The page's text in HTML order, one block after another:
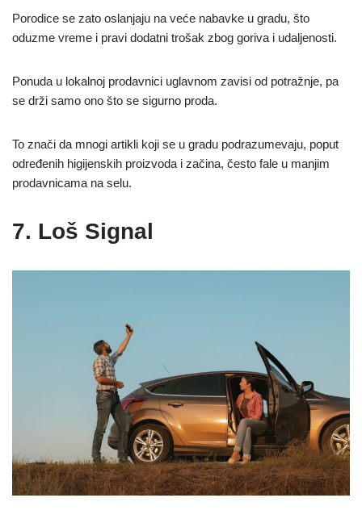
Porodice se zato oslanjaju na veće nabavke u gradu, što
oduzme vreme i pravi dodatni trošak zbog goriva i udaljenosti.
Ponuda u lokalnoj prodavnici uglavnom zavisi od potražnje, pa
se drži samo ono što se sigurno proda.
To znači da mnogi artikli koji se u gradu podrazumevaju, poput
određenih higijenskih proizvoda i začina, često fale u manjim
prodavnicama na selu.
7. Loš Signal